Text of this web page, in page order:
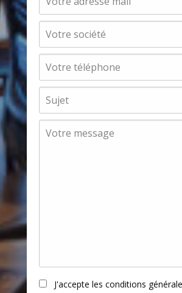
J'accepte les conditions